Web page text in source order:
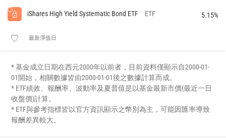
iShares High Yield Systematic Bond ETF ETF 5.15%
最新淨值日
* 基金成立日期在西元2000年以前者，目前資料僅顯示自2000-01-
01開始，相關數據皆由2000-01-01後之數據計算而成。
* ETF績效、報酬率、波動率及夏普值是以基金最新市價(最近一日
收盤價)計算。
* ETF與參考指標皆以官方資訊顯示之幣別為主，可能因匯率導致
報酬差異較大。